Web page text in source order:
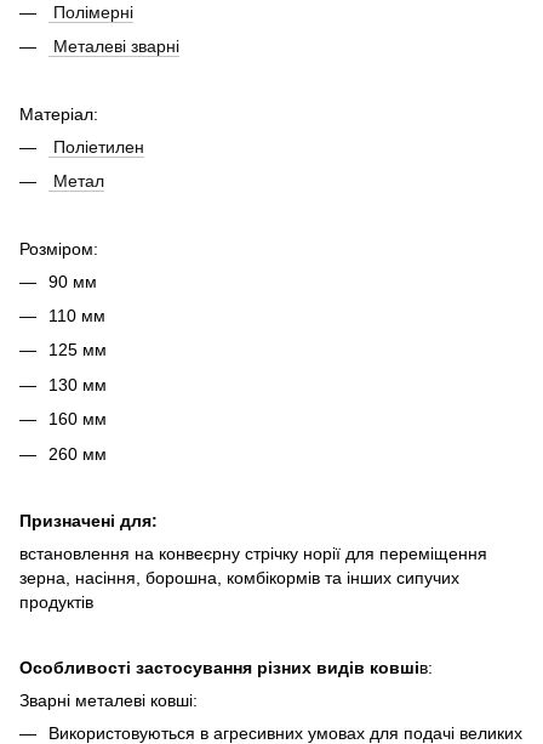
Полімерні
Металеві зварні
Матеріал:
Поліетилен
Метал
Розміром:
90 мм
110 мм
125 мм
130 мм
160 мм
260 мм
Призначені для:
встановлення на конвеєрну стрічку норії для переміщення
зерна, насіння, борошна, комбікормів та інших сипучих
продуктів
Особливості застосування різних видів ковшів:
Зварні металеві ковші:
Використовуються в агресивних умовах для подачі великих